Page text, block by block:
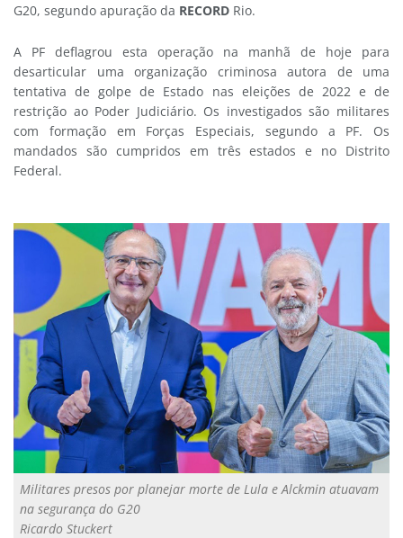
G20, segundo apuração da RECORD Rio.
A PF deflagrou esta operação na manhã de hoje para
desarticular uma organização criminosa autora de uma
tentativa de golpe de Estado nas eleições de 2022 e de
restrição ao Poder Judiciário. Os investigados são militares
com formação em Forças Especiais, segundo a PF. Os
mandados são cumpridos em três estados e no Distrito
Federal.
Militares presos por planejar morte de Lula e Alckmin atuavam
na segurança do G20
Ricardo Stuckert